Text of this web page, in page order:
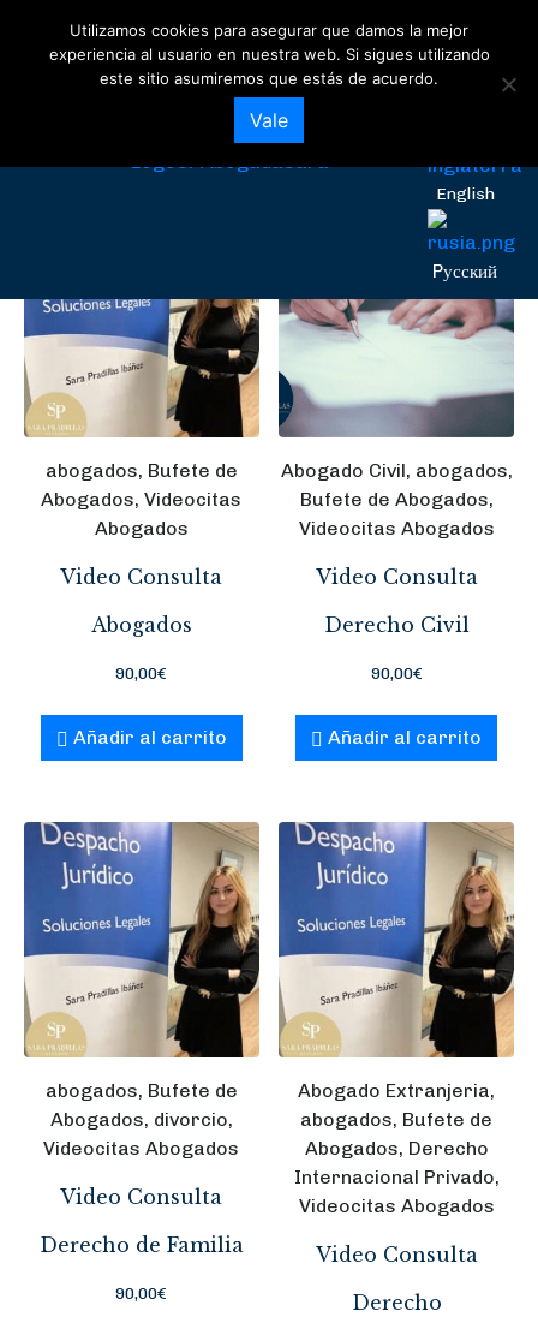
English
Pусский
abogadas
Mostrando los 5 resultados
abogados, Bufete de
Abogados, Videocitas
Abogados
Video Consulta
Abogados
90,00€
Añadir al carrito
Abogado Civil, abogados,
Bufete de Abogados,
Videocitas Abogados
Video Consulta
Derecho Civil
90,00€
Añadir al carrito
abogados, Bufete de
Abogados, divorcio,
Videocitas Abogados
Video Consulta
Derecho de Familia
90,00€
Abogado Extranjeria,
abogados, Bufete de
Abogados, Derecho
Internacional Privado,
Videocitas Abogados
Video Consulta
Derecho
Utilizamos cookies para asegurar que damos la mejor
experiencia al usuario en nuestra web. Si sigues utilizando
este sitio asumiremos que estás de acuerdo.
Vale